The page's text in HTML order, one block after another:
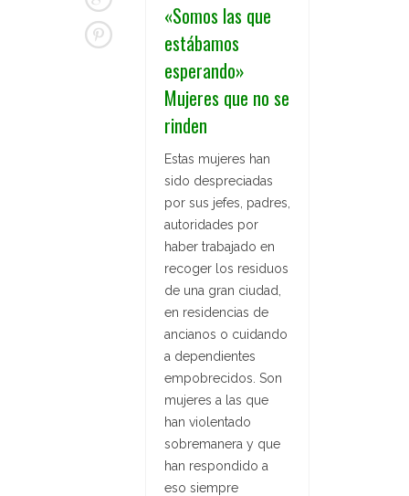
«Somos las que
estábamos
esperando»
Mujeres que no se
rinden
Estas mujeres han
sido despreciadas
por sus jefes, padres,
autoridades por
haber trabajado en
recoger los residuos
de una gran ciudad,
en residencias de
ancianos o cuidando
a dependientes
empobrecidos. Son
mujeres a las que
han violentado
sobremanera y que
han respondido a
eso siempre